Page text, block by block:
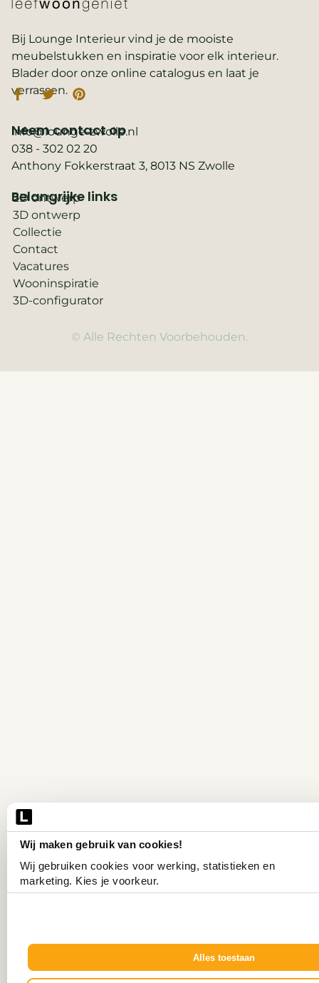
Wij maken gebruik van cookies!
Wij gebruiken cookies voor werking, statistieken en
marketing. Kies je voorkeur.
Alles toestaan
Bij Lounge Interieur vind je de mooiste
meubelstukken en inspiratie voor elk interieur.
Blader door onze online catalogus en laat je
verrassen.
Belangrijke links
2D ontwerp
3D ontwerp
Collectie
Contact
Vacatures
Wooninspiratie
3D-configurator
Neem contact op
info@lounge-zwolle.nl
038 - 302 02 20
Anthony Fokkerstraat 3, 8013 NS Zwolle
© Alle Rechten Voorbehouden.